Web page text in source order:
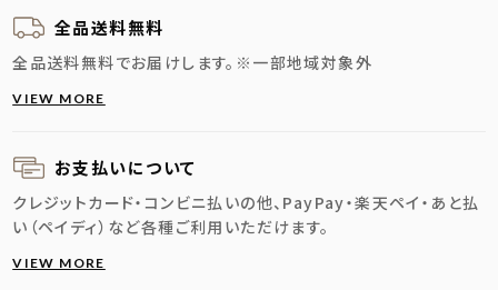
全品送料無料
全品送料無料でお届けします。 ※一部地域対象外
VIEW MORE
お支払いについて
クレジットカード・コンビニ払いの他、PayPay・楽天ペイ・あと払
い（ペイディ）など各種ご利用いただけます。
VIEW MORE